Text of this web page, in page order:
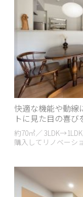
快適な機能や動線
トに見た目の喜び
約70㎡／
購入してリノベーシ